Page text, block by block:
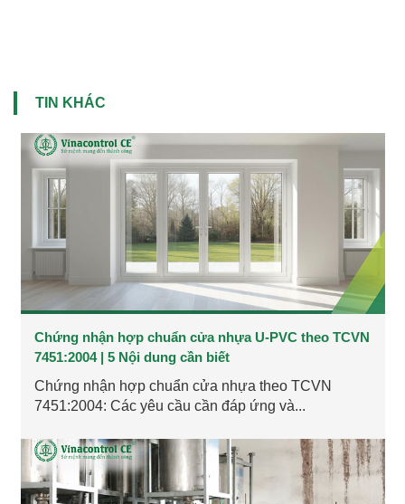
TIN KHÁC
Chứng nhận hợp chuẩn cửa nhựa U-PVC theo TCVN
7451:2004 | 5 Nội dung cần biết
Chứng nhận hợp chuẩn cửa nhựa theo TCVN
7451:2004: Các yêu cầu cần đáp ứng và...